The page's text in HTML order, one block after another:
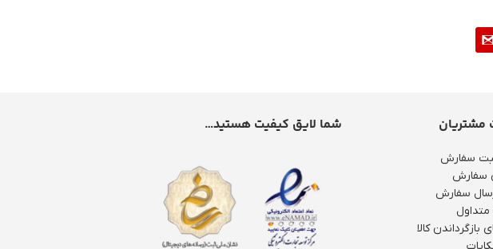
مشتریان
سفارش
سفارش
سفارش
متداول
بازگرداندن کالا
شما لایق کیفیت هستید…